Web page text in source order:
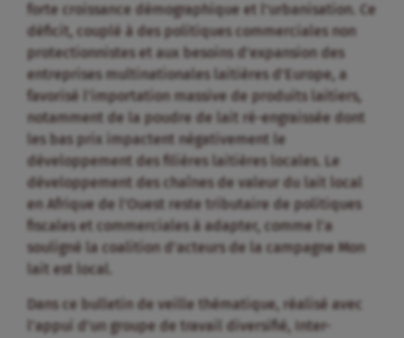
forte croissance démographique et l’urbanisation. Ce
déficit, couplé à des politiques commerciales non
protectionnistes et aux besoins d’expansion des
entreprises multinationales laitières d’Europe, a
favorisé l’importation massive de produits laitiers,
notamment de la poudre de lait ré-engraissée dont
les bas prix impactent négativement le
développement des filières laitières locales. Le
développement des chaînes de valeur du lait local
en Afrique de l’Ouest reste tributaire de politiques
fiscales et commerciales à adapter, comme l’a
souligné la coalition d’acteurs de la campagne Mon
lait est local.
Dans ce bulletin de veille thématique, réalisé avec
l’appui d’un groupe de travail diversifié, Inter-